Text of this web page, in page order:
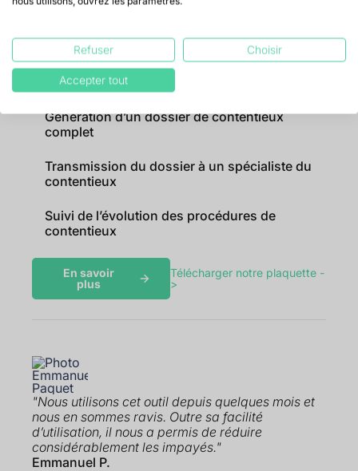
dossiers contentieux
Mise en contentieux en un clic
Centralisation des dossiers de contentieux
Génération d’un dossier de contentieux
complet
Transmission du dossier à un spécialiste du
contentieux
Suivi de l’évolution des procédures de
contentieux
En savoir
plus
Télécharger notre plaquette -
>
"Nous utilisons cet outil depuis quelques mois et
nous en sommes ravis. Outre sa facilité
d’utilisation, il nous a permis de réduire
considérablement les impayés."
Emmanuel P.
Refuser Choisir
Accepter tout